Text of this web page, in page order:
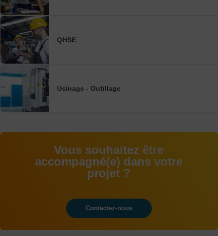
QHSE
Usinage - Outillage
Vous souhaitez être
accompagné(e) dans votre
projet ?
Contactez-nous